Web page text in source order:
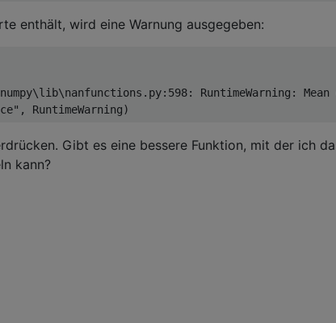
enthält, wird eine Warnung ausgegeben:
598: RuntimeWarning:
Gibt es eine bessere Funktion, mit der ich
kann?